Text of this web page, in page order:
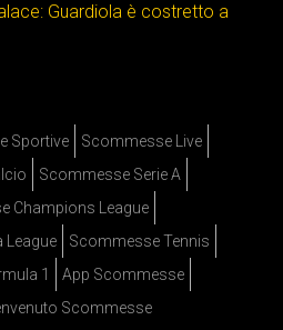
Guardiola è costretto a
Sportive
Scommesse Live
Scommesse Serie A
Champions League
League
Scommesse Tennis
1
App Scommesse
Scommesse